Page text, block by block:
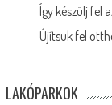
Így készülj fel
Újítsuk fel
LAKÓPARKOK